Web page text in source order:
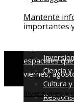
la inversión
en Bosnia y
espaciales
viernes,
Mantente
importantes
Ciencia
Cultura
Inversiones y